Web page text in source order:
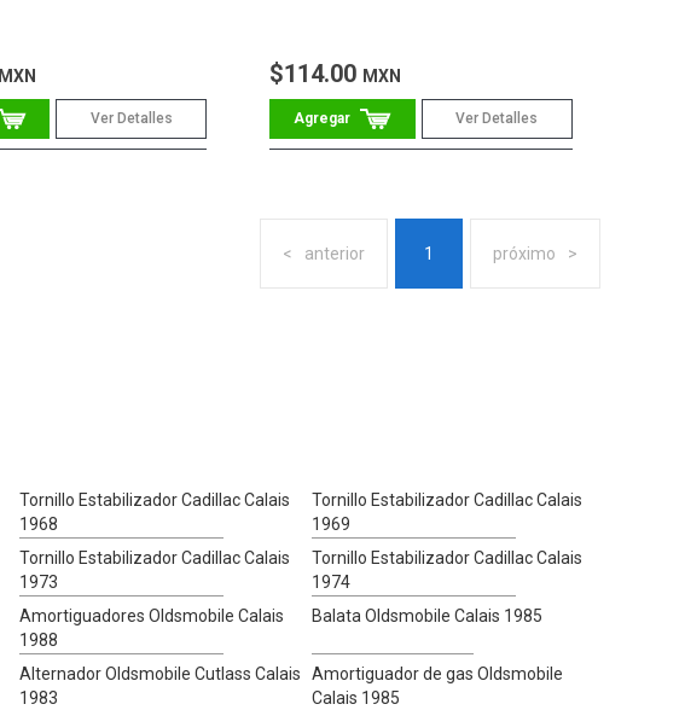
MXN
Ver Detalles
$114.00 MXN
Ver Detalles
anterior 1 próximo
Tornillo Estabilizador Cadillac Calais
1968
Tornillo Estabilizador Cadillac Calais
1969
Tornillo Estabilizador Cadillac Calais
1973
Tornillo Estabilizador Cadillac Calais
1974
Amortiguadores Oldsmobile Calais
1988
Balata Oldsmobile Calais 1985
Alternador Oldsmobile Cutlass Calais
1983
Amortiguador de gas Oldsmobile
Calais 1985